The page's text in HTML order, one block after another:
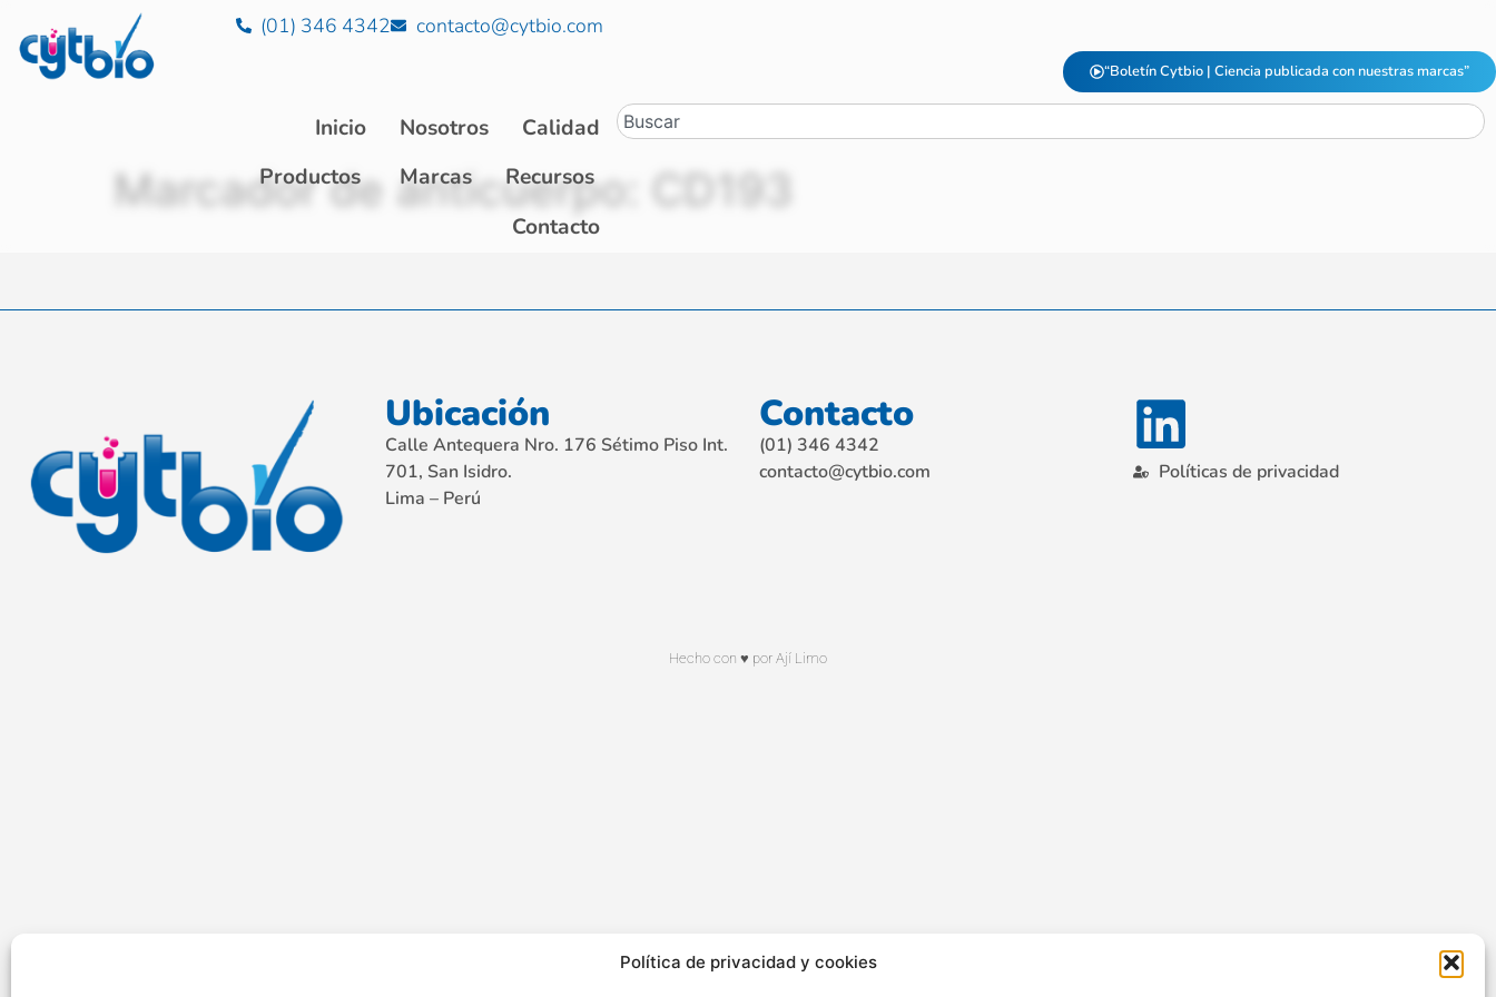
Política de privacidad y cookies
(01) 346 4342 contacto@cytbio.com
“Boletín Cytbio | Ciencia publicada con nuestras marcas”
Inicio Nosotros
Calidad
Productos
Marcas
Recursos
Contacto
Marcador de anticuerpo: CD193
Ubicación
Calle Antequera Nro. 176 Sétimo Piso Int.
701, San Isidro.
Lima – Perú
Contacto
(01) 346 4342
contacto@cytbio.com
Políticas de privacidad
Hecho con ♥ por Ají Limo